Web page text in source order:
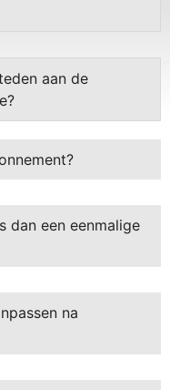
aan de
dan een eenmalige
na